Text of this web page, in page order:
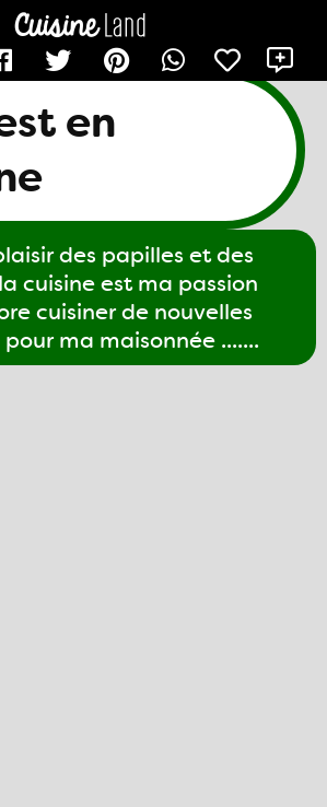
en
des papilles et des
cuisine est ma passion
cuisiner de nouvelles
ma maisonnée .......
GIGI61